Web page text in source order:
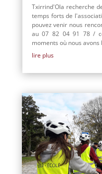
Txirrind'Ola recherche
temps forts de
pouvez venir nous
au 07 82 04 91 78 /
moments où nous avons
lire plus